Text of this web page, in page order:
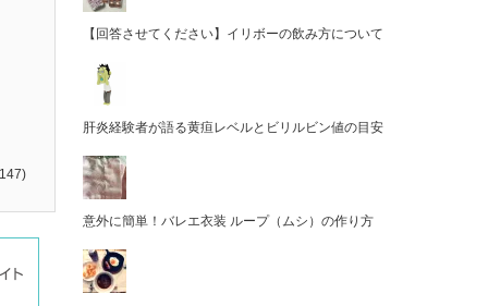
【回答させてください】イリボーの飲み方について
肝炎経験者が語る黄疸レベルとビリルビン値の目安
意外に簡単！バレエ衣装 ループ（ムシ）の作り方